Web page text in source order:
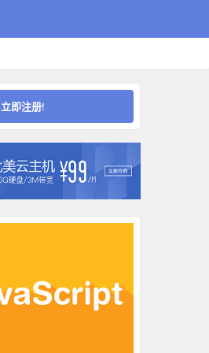
立即注册!